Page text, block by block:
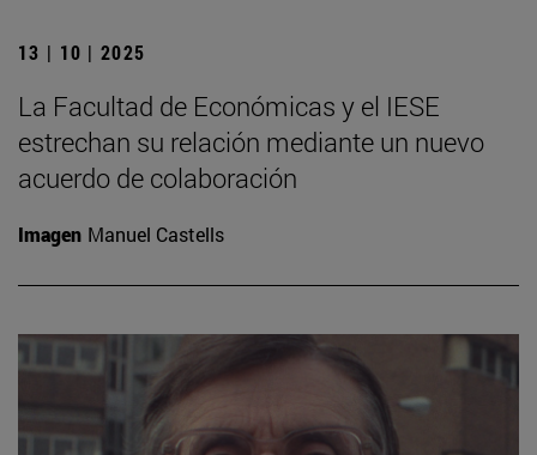
13 | 10 | 2025
La Facultad de Económicas y el IESE
estrechan su relación mediante un nuevo
acuerdo de colaboración
Imagen Manuel Castells